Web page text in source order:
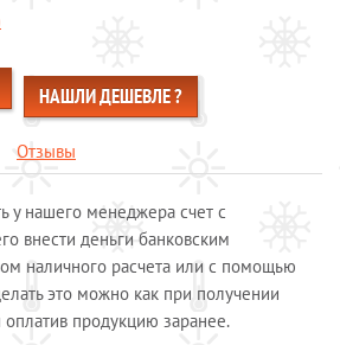
воды
НАШЛИ ДЕШЕВЛЕ ?
Отзывы
у нашего менеджера счет с
внести деньги банковским
наличного расчета или с помощью
это можно как при получении
оплатив продукцию заранее.